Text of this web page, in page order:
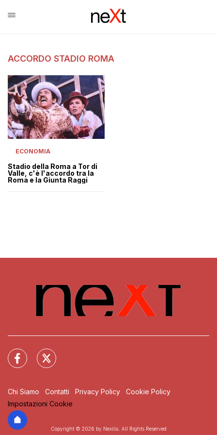
ACCORDO STADIO ROMA
ECONOMIA
Stadio della Roma a Tor di
Valle, c'è l'accordo tra la
Roma e la Giunta Raggi
Chi Siamo Contatti Privacy Policy
Cookie Policy
Impostazioni Cookie
Copyright © 2026 by Nexilia. All Rights Reserved